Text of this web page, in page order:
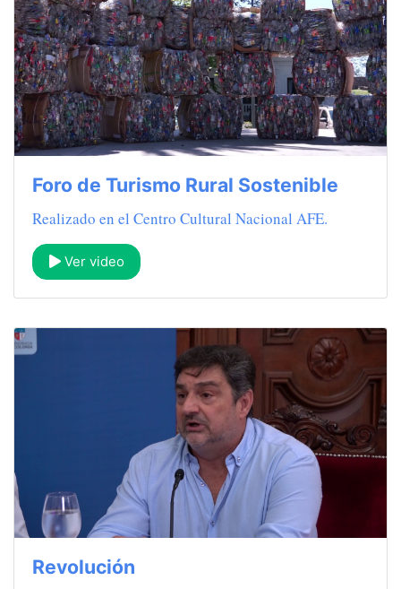
Foro de Turismo Rural Sostenible
Realizado en el Centro Cultural Nacional AFE.
Ver video
Revolución